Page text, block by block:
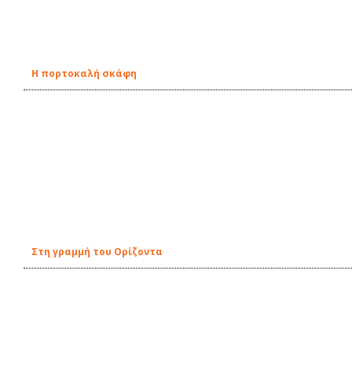
H πορτοκαλή σκάφη
Στη γραμμή του Ορίζοντα